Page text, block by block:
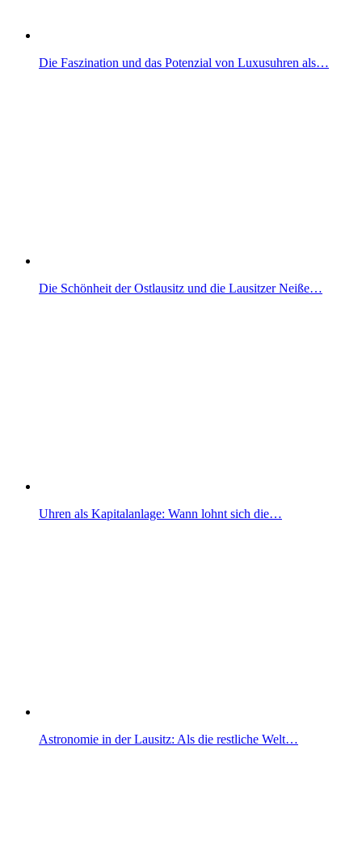
Die Faszination und das Potenzial von Luxusuhren als…
Die Schönheit der Ostlausitz und die Lausitzer Neiße…
Uhren als Kapitalanlage: Wann lohnt sich die…
Astronomie in der Lausitz: Als die restliche Welt…